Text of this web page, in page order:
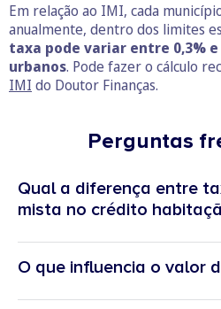
Em relação ao IMI, cada
anualmente, dentro dos limites
taxa pode variar entre 0,3%
urbanos. Pode fazer o cálculo
IMI do Doutor Finanças.
Perguntas
Qual a diferença entre
mista no crédito
Taxa variável:prestação varia
Taxa mista:começa com taxa
O que influencia o valor